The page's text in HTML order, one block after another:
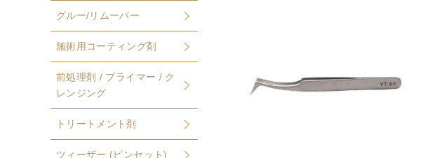
グルー/リムーバー
施術用コーティング剤
前処理剤 / プライマー / ク
レンジング
トリートメント剤
ツィーザー (ピンセット)